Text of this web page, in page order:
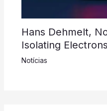
Hans Dehmelt,
Isolating
Notícias